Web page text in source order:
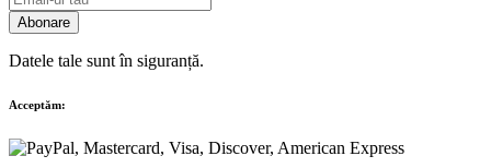
Abonare
Datele tale sunt în siguranță.
Acceptăm: